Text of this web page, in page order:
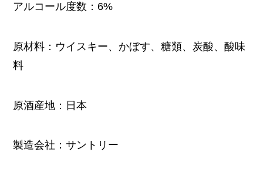
アルコール度数：6%
原材料：ウイスキー、かぼす、糖類、炭酸、酸味
料
原酒産地：日本
製造会社：サントリー